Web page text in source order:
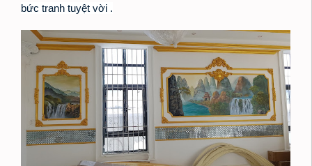
bức tranh tuyệt vời .